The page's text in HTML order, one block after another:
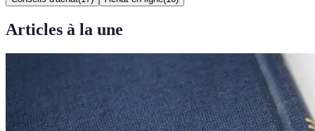
Articles à la une